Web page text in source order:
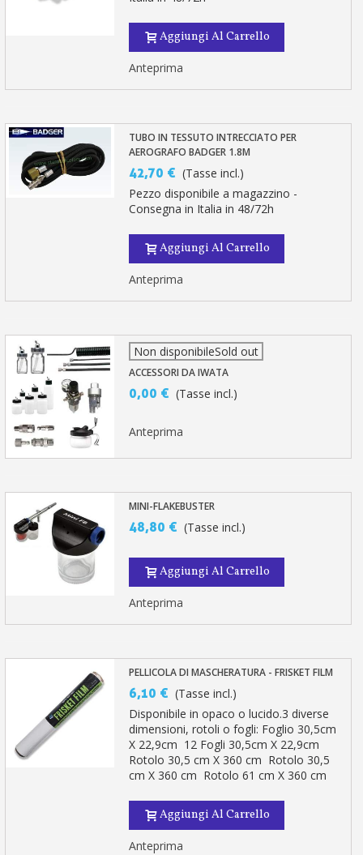
Aggiungi Al Carrello
Anteprima
TUBO IN TESSUTO INTRECCIATO PER
AEROGRAFO BADGER 1.8M
42,70 € (Tasse incl.)
Pezzo disponibile a magazzino -
Consegna in Italia in 48/72h
Aggiungi Al Carrello
Anteprima
Non disponibileSold out
ACCESSORI DA IWATA
0,00 € (Tasse incl.)
Anteprima
MINI-FLAKEBUSTER
48,80 € (Tasse incl.)
Aggiungi Al Carrello
Anteprima
PELLICOLA DI MASCHERATURA - FRISKET FILM
6,10 € (Tasse incl.)
Disponibile in opaco o lucido.3 diverse
dimensioni, rotoli o fogli: Foglio 30,5cm
X 22,9cm 12 Fogli 30,5cm X 22,9cm
Rotolo 30,5 cm X 360 cm Rotolo 30,5
cm X 360 cm Rotolo 61 cm X 360 cm
Aggiungi Al Carrello
Anteprima